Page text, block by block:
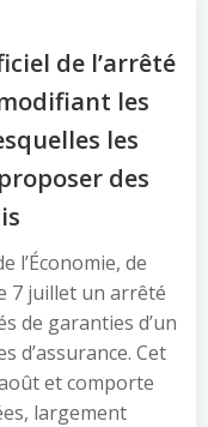
de l’arrêté
les
les
des
l’Économie, de
7 juillet un arrêté
de garanties d’un
d’assurance. Cet
et comporte
largement